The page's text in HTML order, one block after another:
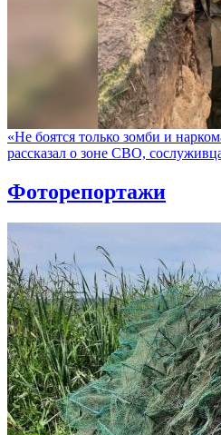
«Не боятся только зомби и
рассказал о зоне СВО,
Фоторепортажи